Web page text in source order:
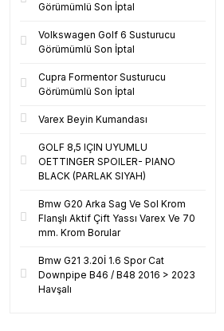
Görümümlü Son İptal
Volkswagen Golf 6 Susturucu
Görümümlü Son İptal
Cupra Formentor Susturucu
Görümümlü Son İptal
Varex Beyin Kumandası
GOLF 8,5 IÇIN UYUMLU
OETTINGER SPOILER- PIANO
BLACK (PARLAK SIYAH)
Bmw G20 Arka Sag Ve Sol Krom
Flanşlı Aktif Çift Yassı Varex Ve 70
mm. Krom Borular
Bmw G21 3.20İ 1.6 Spor Cat
Downpipe B46 / B48 2016 > 2023
Havşalı